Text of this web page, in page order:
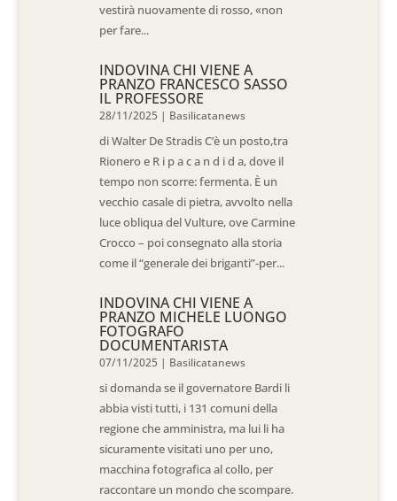
vestirà nuovamente di rosso, «non
per fare...
INDOVINA CHI VIENE A
PRANZO FRANCESCO SASSO
IL PROFESSORE
28/11/2025 | Basilicatanews
di Walter De Stradis C’è un posto,tra
Rionero e R i p a c a n d i d a, dove il
tempo non scorre: fermenta. È un
vecchio casale di pietra, avvolto nella
luce obliqua del Vulture, ove Carmine
Crocco – poi consegnato alla storia
come il “generale dei briganti”-per...
INDOVINA CHI VIENE A
PRANZO MICHELE LUONGO
FOTOGRAFO
DOCUMENTARISTA
07/11/2025 | Basilicatanews
si domanda se il governatore Bardi li
abbia visti tutti, i 131 comuni della
regione che amministra, ma lui li ha
sicuramente visitati uno per uno,
macchina fotografica al collo, per
raccontare un mondo che scompare.